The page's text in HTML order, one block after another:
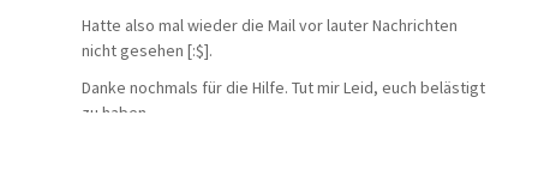
Hatte also mal wieder die Mail vor lauter Nachrichten
nicht gesehen [:$].
Danke nochmals für die Hilfe. Tut mir Leid, euch belästigt
zu haben.